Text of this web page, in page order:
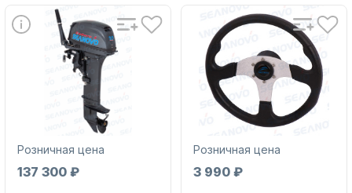
Подобрать запчасти для
лодочных моторов
Розничная цена
137 300 ₽
Розничная цена
3 990 ₽